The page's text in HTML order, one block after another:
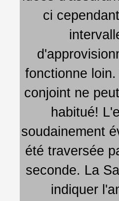
ci
fonctionne
conjoint ne
habitué!
soudainement
été traversée
seconde. La
indiquer